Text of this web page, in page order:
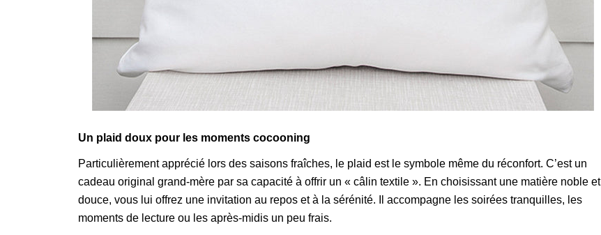
Un plaid doux pour les moments cocooning
Particulièrement apprécié lors des saisons fraîches, le plaid est le symbole même du réconfort. C’est un
cadeau original grand-mère par sa capacité à offrir un « câlin textile ». En choisissant une matière noble et
douce, vous lui offrez une invitation au repos et à la sérénité. Il accompagne les soirées tranquilles, les
moments de lecture ou les après-midis un peu frais.